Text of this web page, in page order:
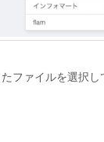
ファイルを選択し